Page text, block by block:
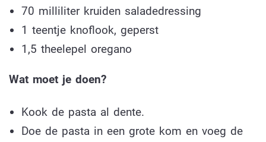
70 milliliter kruiden saladedressing
1 teentje knoflook, geperst
1,5 theelepel oregano
Wat moet je doen?
Kook de pasta al dente.
Doe de pasta in een grote kom en voeg de